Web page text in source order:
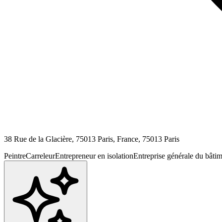
38 Rue de la Glacière, 75013 Paris, France, 75013 Paris
PeintreCarreleurEntrepreneur en isolationEntreprise générale du